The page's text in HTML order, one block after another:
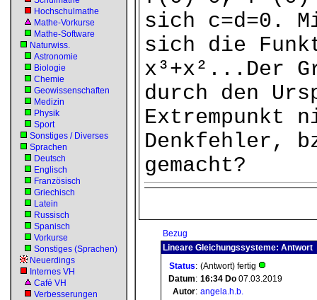
Hochschulmathe
Mathe-Vorkurse
Mathe-Software
Naturwiss.
Astronomie
Biologie
Chemie
Geowissenschaften
Medizin
Physik
Sport
Sonstiges / Diverses
Sprachen
Deutsch
Englisch
Französisch
Griechisch
Latein
Russisch
Spanisch
Vorkurse
Sonstiges (Sprachen)
Neuerdings
Internes VH
Café VH
Verbesserungen
sich c=d=0.
sich die
x³+x²...Der
durch den
Denkfehler,
gemacht?
Bezug
Lineare Gleichungssysteme: Antwort
Status: (Antwort) fertig
Datum: 16:34 Do 07.03.2019
Autor: angela.h.b.